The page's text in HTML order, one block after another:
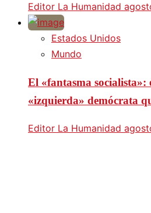
Editor La Humanidad
Estados Unidos
Mundo
El «fantasma socialista»:
«izquierda» demócrata
Editor La Humanidad